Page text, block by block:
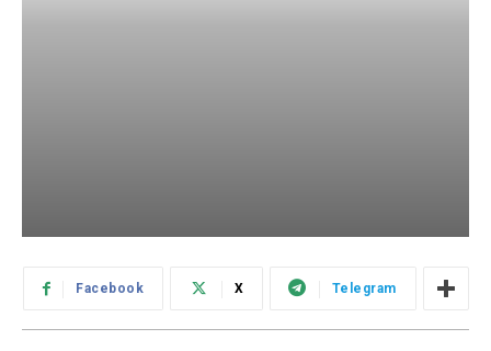
Facebook X Telegram